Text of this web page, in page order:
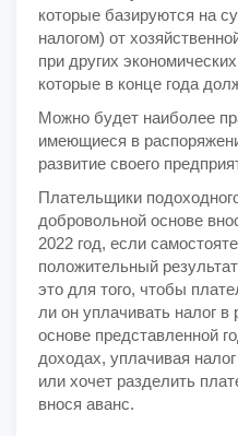
которые базируются на
налогом) от
при других
которые в конце года
Можно будет наиболее
имеющиеся в
развитие своего
Плательщики
добровольной основе
2022 год, если
положительный
это для того, чтобы
ли он уплачивать налог
основе представленной
доходах, уплачивая
или хочет разделить
внося аванс.